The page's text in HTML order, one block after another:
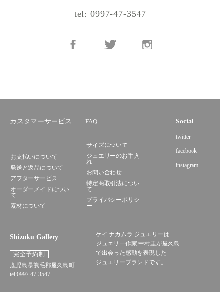
tel: 0997-47-3547
カスタマーサービス FAQ
お支払いについて
発送と返品について
アフターサービス
オーダーメイドについ
て
素材について
サイズについて
ジュエリーのお手入
れ
お問い合わせ
特定商取引法につい
て
プライバシーポリシ
ー
Social
twitter
facebook
instagram
Shizuku Gallery
完全予約制
鹿児島県熊毛郡屋久島町
tel:0997-47-3547
ケイ ナカムラ ジュエリーは
ジュエリー作家 中村圭が屋久島
で出会った感動を表現した
ジュエリーブランドです。